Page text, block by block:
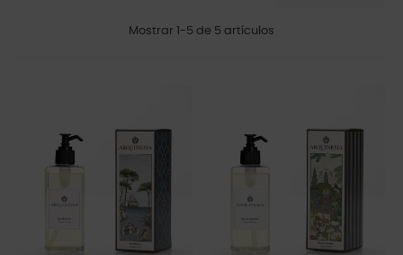
Mostrar 1-5 de 5 artículos